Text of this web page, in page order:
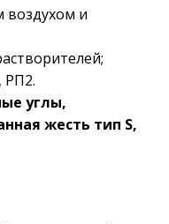
воздухом и
РП2.
углы,
жесть тип S,